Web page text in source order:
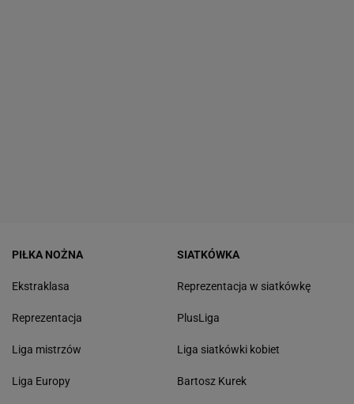
PIŁKA NOŻNA
Ekstraklasa
Reprezentacja
Liga mistrzów
Liga Europy
SIATKÓWKA
Reprezentacja w siatkówkę
PlusLiga
Liga siatkówki kobiet
Bartosz Kurek